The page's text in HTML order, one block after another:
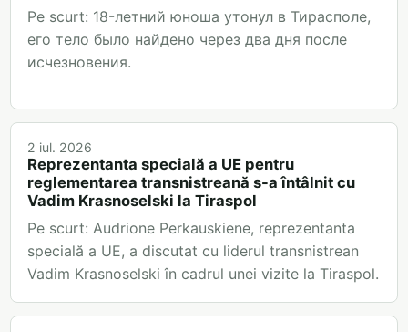
Pe scurt: 18-летний юноша утонул в Тирасполе,
его тело было найдено через два дня после
исчезновения.
2 iul. 2026
Reprezentanta specială a UE pentru
reglementarea transnistreană s-a întâlnit cu
Vadim Krasnoselski la Tiraspol
Pe scurt: Audrione Perkauskiene, reprezentanta
specială a UE, a discutat cu liderul transnistrean
Vadim Krasnoselski în cadrul unei vizite la Tiraspol.